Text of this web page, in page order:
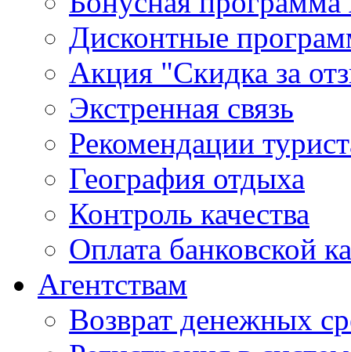
Дисконтные
Акция "Скидка за
Экстренная связь
Рекомендации
География отдыха
Контроль качества
Оплата банковской
Агентствам
Возврат денежных